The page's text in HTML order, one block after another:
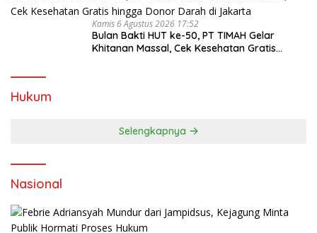
Kamis 6 Agustus 2026 17:52
Bulan Bakti HUT ke-50, PT TIMAH Gelar
Khitanan Massal, Cek Kesehatan Gratis
Hukum
Selengkapnya
Nasional